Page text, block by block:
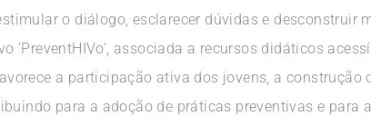
o diálogo, esclarecer dúvidas e
‘PreventHIVo’, associada a recursos didáticos
a participação ativa dos jovens, a
para a adoção de práticas preventivas e para